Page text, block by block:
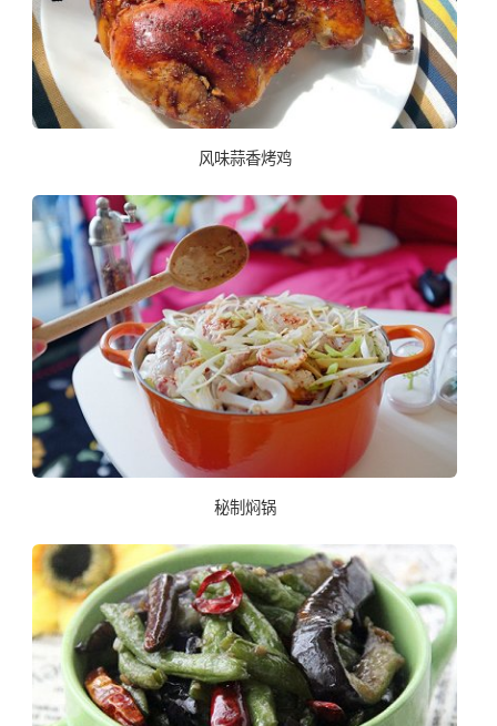
风味蒜香烤鸡
秘制焖锅